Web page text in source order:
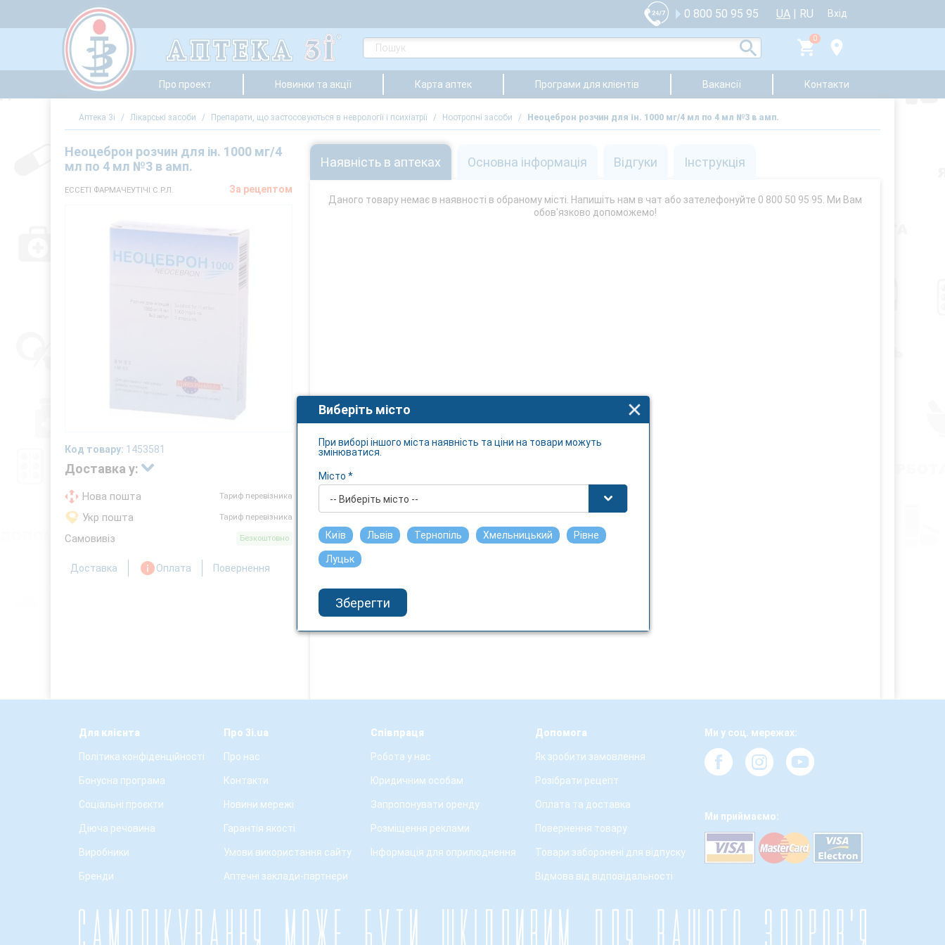
0 800 50 95 95 UA | RU Вхід
0
Про проект Новинки та акції Карта аптек Програми для клієнтів Вакансії Контакти
Аптека 3i / Лікарські засоби / Препарати, що застосовуються в неврології і психіатрії / Ноотропні засоби / Неоцеброн розчин для ін. 1000 мг/4 мл по 4 мл №3 в амп.
Неоцеброн розчин для ін. 1000 мг/4
мл по 4 мл №3 в амп.
За рецептом
ЕССЕТІ ФАРМАЧЕУТІЧІ С.Р.Л.
Код товару: 1453581
Доставка у:
Нова пошта Тариф перевізника
Укр пошта Тариф перевізника
Самовивіз Безкоштовно
Доставка Оплата Повернення
Наявність в аптеках Основна інформація Відгуки Інструкція
Даного товару немає в наявності в обраному місті. Напишіть нам в чат або зателефонуйте 0 800 50 95 95. Ми Вам
обов'язково допоможемо!
Для клієнта
Політика конфіденційності
Бонусна програма
Соціальні проєкти
Діюча речовина
Виробники
Бренди
Про 3i.ua
Про нас
Контакти
Новини мережі
Гарантія якості
Умови використання сайту
Аптечні заклади-партнери
Співпраця
Робота у нас
Юридичним особам
Запропонувати оренду
Розміщення реклами
Інформація для оприлюднення
Допомога
Як зробити замовлення
Розібрати рецепт
Оплата та доставка
Повернення товару
Товари заборонені для відпуску
Відмова від відповідальності
Ми у соц. мережах:
Ми приймаємо:
Виберіть місто
При виборі іншого міста наявність та ціни на товари можуть
змінюватися.
Місто *
-- Виберіть місто --
Київ Львів Тернопіль Хмельницький Рівне
Луцьк
Зберегти